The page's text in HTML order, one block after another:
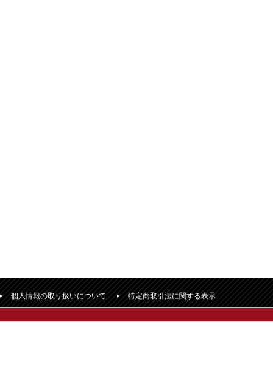
個人情報の取り扱いについて 特定商取引法に関する表示